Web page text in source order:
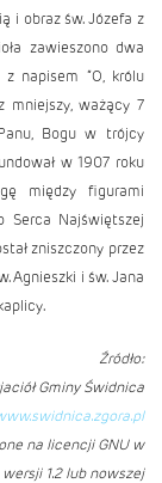
i obraz św. Józefa z
zawieszono dwa
napisem “O, królu
mniejszy, ważący 7
Bogu w trójcy
w 1907 roku
między figurami
Serca Najświętszej
zniszczony przez
Agnieszki i św. Jana
Źródło:
Gminy Świdnica
na licencji GNU w
wersji 1.2 lub nowszej